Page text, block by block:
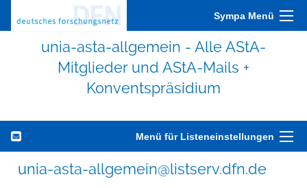
Sympa Menü
unia-asta-allgemein - Alle AStA-
Mitglieder und AStA-Mails +
Konventspräsidium
Menü für Listeneinstellungen
unia-asta-allgemein@listserv.dfn.de